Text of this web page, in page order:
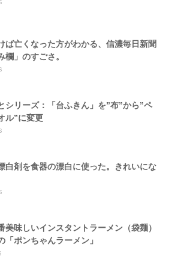
ば亡くなった方がわかる、信濃毎日新聞
欄」のすごさ。
シリーズ：「台ふきん」を”布”から”ペ
ル”に変更
白剤を食器の漂白に使った。きれいにな
美味しいインスタントラーメン（袋麺）
「ポンちゃんラーメン」